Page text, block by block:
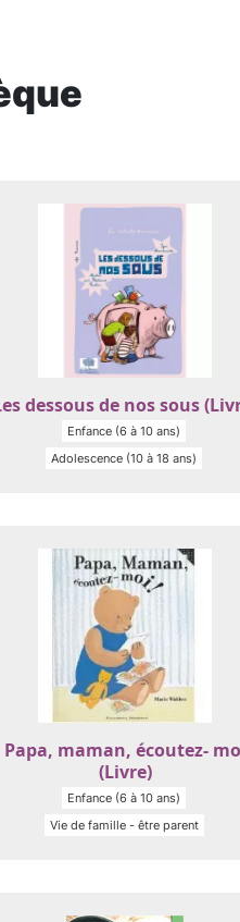
dessous de nos sous
Enfance (6 à 10 ans)
Adolescence (10 à 18 ans)
Papa, maman, écoutez-
(Livre)
Enfance (6 à 10 ans)
Vie de famille - être parent